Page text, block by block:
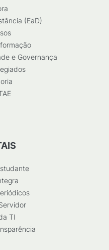
(EaD)
e Governança
TI